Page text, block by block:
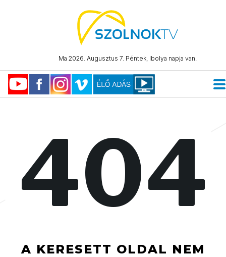
Ma 2026. Augusztus 7. Péntek, Ibolya napja van.
404
A KERESETT OLDAL NEM